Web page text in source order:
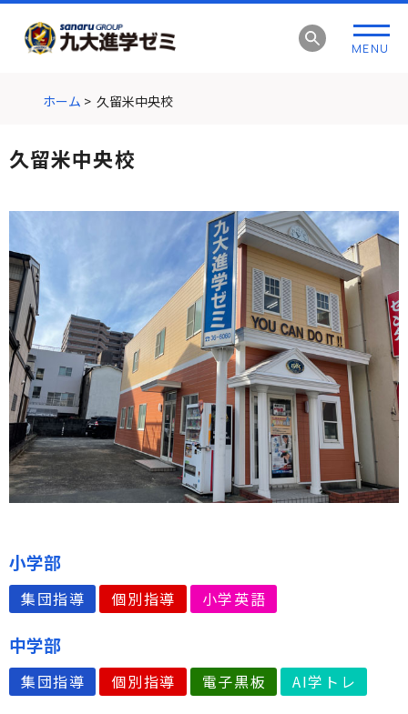
ゲ
シ
ン
へ
ー
ョ
へ
MENU
ホーム > 久留米中央校
久留米中央校
小学部
集団指導 個別指導 小学英語
中学部
集団指導 個別指導 電子黒板 AI学トレ